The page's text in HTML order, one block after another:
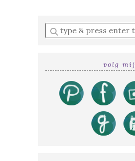
Enter
a
volg mij